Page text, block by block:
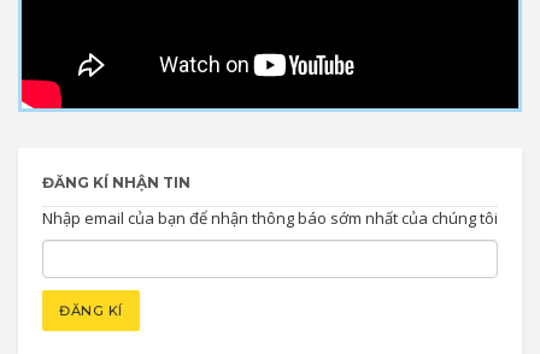
ĐĂNG KÍ NHẬN TIN
Nhập email của bạn để nhận thông báo sớm nhất của chúng tôi